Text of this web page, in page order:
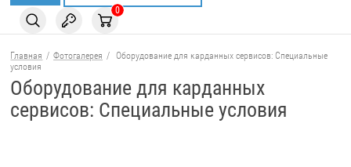
0
Главная / Фотогалерея / Оборудование для карданных сервисов: Специальные
условия
Оборудование для карданных
сервисов: Специальные условия